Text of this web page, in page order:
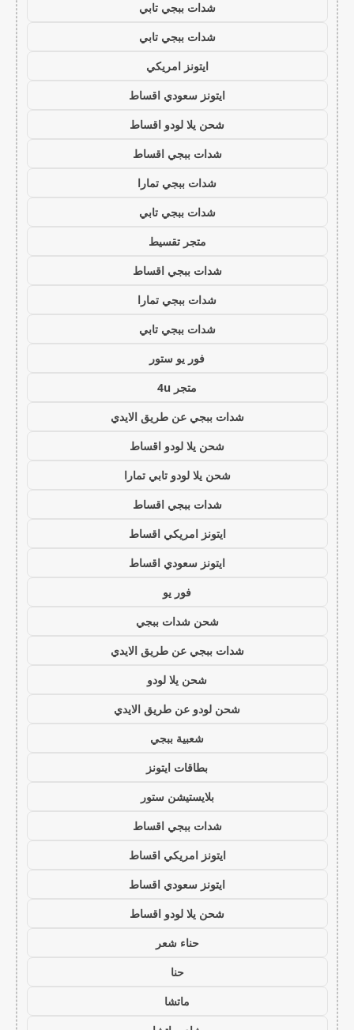
شدات ببجي تابي
شدات ببجي تابي
ايتونز امريكي
ايتونز سعودي اقساط
شحن يلا لودو اقساط
شدات ببجي اقساط
شدات ببجي تمارا
شدات ببجي تابي
متجر تقسيط
شدات ببجي اقساط
شدات ببجي تمارا
شدات ببجي تابي
فور يو ستور
متجر 4u
شدات ببجي عن طريق الايدي
شحن يلا لودو اقساط
شحن يلا لودو تابي تمارا
شدات ببجي اقساط
ايتونز امريكي اقساط
ايتونز سعودي اقساط
فور يو
شحن شدات ببجي
شدات ببجي عن طريق الايدي
شحن يلا لودو
شحن لودو عن طريق الايدي
شعبية ببجي
بطاقات ايتونز
بلايستيشن ستور
شدات ببجي اقساط
ايتونز امريكي اقساط
ايتونز سعودي اقساط
شحن يلا لودو اقساط
حناء شعر
حنا
ماتشا